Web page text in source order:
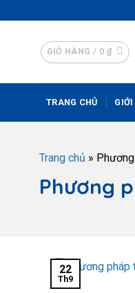
GIỎ HÀNG / 0 ₫
TRANG CHỦ GIỚI
Trang chủ »
Phương
22
Th9